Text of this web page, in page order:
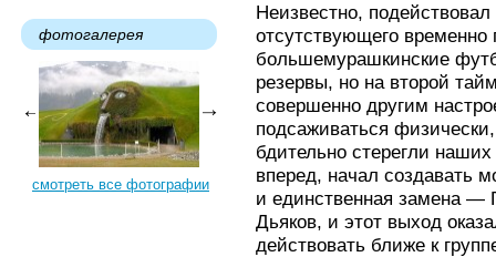
фотогалерея
смотреть все фотографии
Неизвестно,
отсутствующего
большемурашкинские
резервы, но на второй
совершенно другим
подсаживаться
бдительно стерегли
вперед, начал создавать
и единственная замена —
Дьяков, и этот выход
действовать ближе к